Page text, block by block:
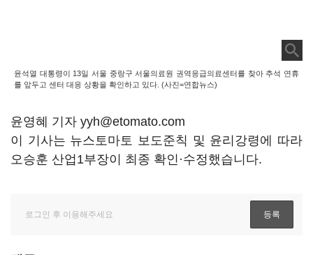
윤석열 대통령이 13일 서울 중랑구 서울의료원 권역응급의료센터를 찾아 추석 연휴
를 앞두고 센터 대응 상황을 확인하고 있다. (사진=연합뉴스)
윤영혜 기자 yyh@etomato.com
이 기사는 뉴스토마토 보도준칙 및 윤리강령에 따라
오승훈 산업1부장이 최종 확인·수정했습니다.